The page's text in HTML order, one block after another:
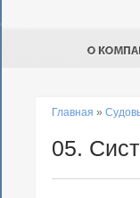
Главная »
05.